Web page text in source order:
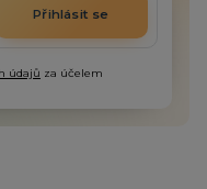
Přihlásit se
údajů za účelem